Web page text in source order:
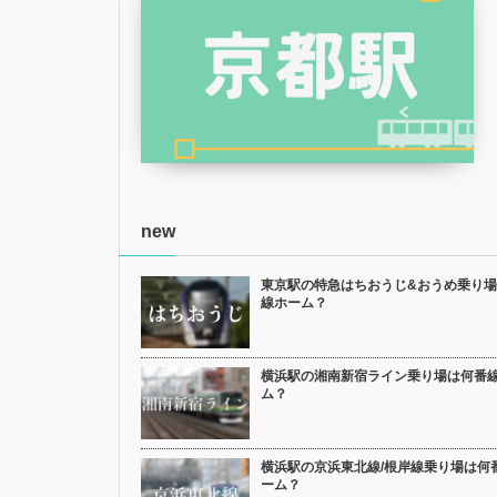
new
東京駅の特急はちおうじ&おうめ乗り
線ホーム？
横浜駅の湘南新宿ライン乗り場は何番
ム？
横浜駅の京浜東北線/根岸線乗り場は何
ーム？